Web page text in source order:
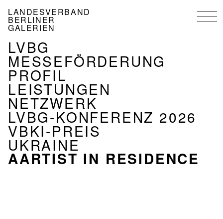
zum
Inhalt
LANDESVERBAND
BERLINER
GALERIEN
NAVIGATION
VERBAND
LVBG
MESSEFÖRDERUNG
PROFIL
LEISTUNGEN
NETZWERK
LVBG-KONFERENZ 2026
VBKI-PREIS
UKRAINE
AARTIST IN RESIDENCE